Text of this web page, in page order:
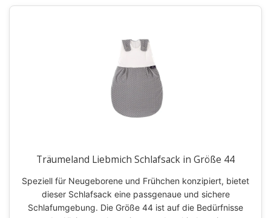
Träumeland Liebmich Schlafsack in Größe 44
Speziell für Neugeborene und Frühchen konzipiert, bietet
dieser Schlafsack eine passgenaue und sichere
Schlafumgebung. Die Größe 44 ist auf die Bedürfnisse